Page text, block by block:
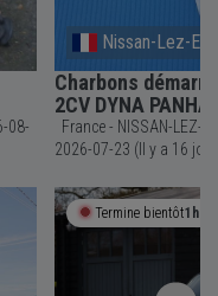
Nissan-Lez-
Charbons
2CV DYNA
France - NISSAN-LEZ-
2026-07-23 (Il y a 16
Termine bientôt1h